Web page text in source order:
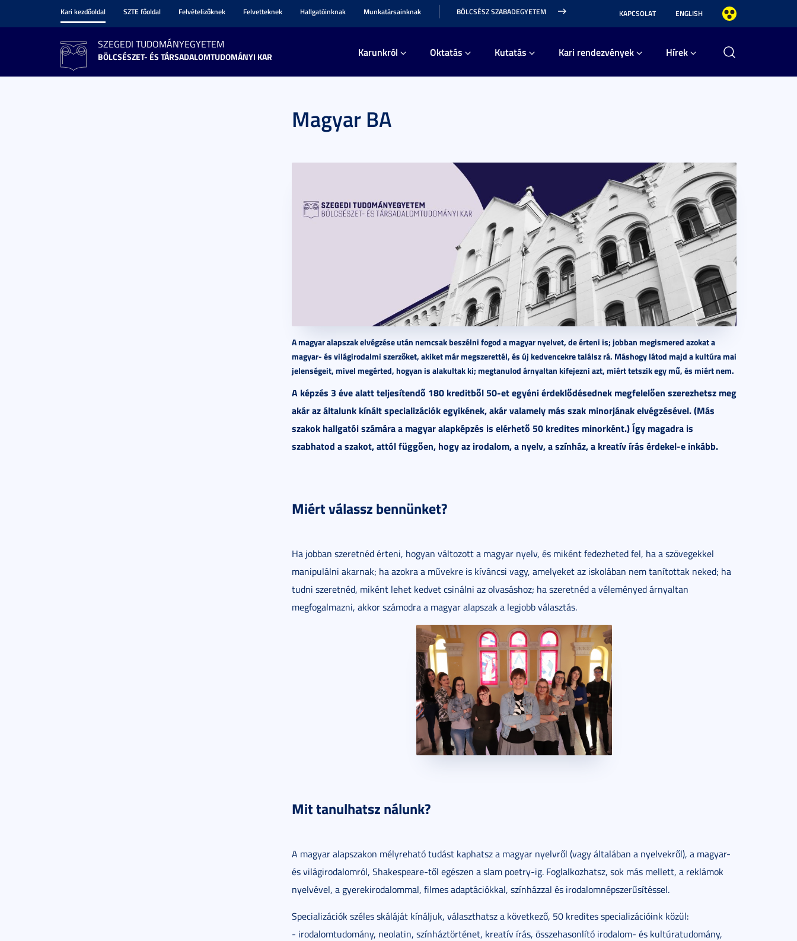
Kari kezdőoldal SZTE főoldal Felvételizőknek Felvetteknek Hallgatóinknak Munkatársainknak BÖLCSÉSZ SZABADEGYETEM KAPCSOLAT ENGLISH
SZEGEDI TUDOMÁNYEGYETEM
BÖLCSÉSZET- ÉS TÁRSADALOMTUDOMÁNYI KAR Karunkról Oktatás Kutatás Kari rendezvények Hírek
Magyar BA
A magyar alapszak elvégzése után nemcsak beszélni fogod a magyar nyelvet, de érteni is; jobban megismered azokat a
magyar- és világirodalmi szerzőket, akiket már megszerettél, és új kedvencekre találsz rá. Máshogy látod majd a kultúra mai
jelenségeit, mivel megérted, hogyan is alakultak ki; megtanulod árnyaltan kifejezni azt, miért tetszik egy mű, és miért nem.
A képzés 3 éve alatt teljesítendő 180 kreditből 50-et egyéni érdeklődésednek megfelelően szerezhetsz meg
akár az általunk kínált specializációk egyikének, akár valamely más szak minorjának elvégzésével. (Más
szakok hallgatói számára a magyar alapképzés is elérhető 50 kredites minorként.) Így magadra is
szabhatod a szakot, attól függően, hogy az irodalom, a nyelv, a színház, a kreatív írás érdekel-e inkább.
Miért válassz bennünket?
Ha jobban szeretnéd érteni, hogyan változott a magyar nyelv, és miként fedezheted fel, ha a szövegekkel
manipulálni akarnak; ha azokra a művekre is kíváncsi vagy, amelyeket az iskolában nem tanítottak neked; ha
tudni szeretnéd, miként lehet kedvet csinálni az olvasáshoz; ha szeretnéd a véleményed árnyaltan
megfogalmazni, akkor számodra a magyar alapszak a legjobb választás.
Mit tanulhatsz nálunk?
A magyar alapszakon mélyreható tudást kaphatsz a magyar nyelvről (vagy általában a nyelvekről), a magyar-
és világirodalomról, Shakespeare-től egészen a slam poetry-ig. Foglalkozhatsz, sok más mellett, a reklámok
nyelvével, a gyerekirodalommal, filmes adaptációkkal, színházzal és irodalomnépszerűsítéssel.
Specializációk széles skáláját kínáljuk, választhatsz a következő, 50 kredites specializációink közül:
- irodalomtudomány, neolatin, színháztörténet, kreatív írás, összehasonlító irodalom- és kultúratudomány,